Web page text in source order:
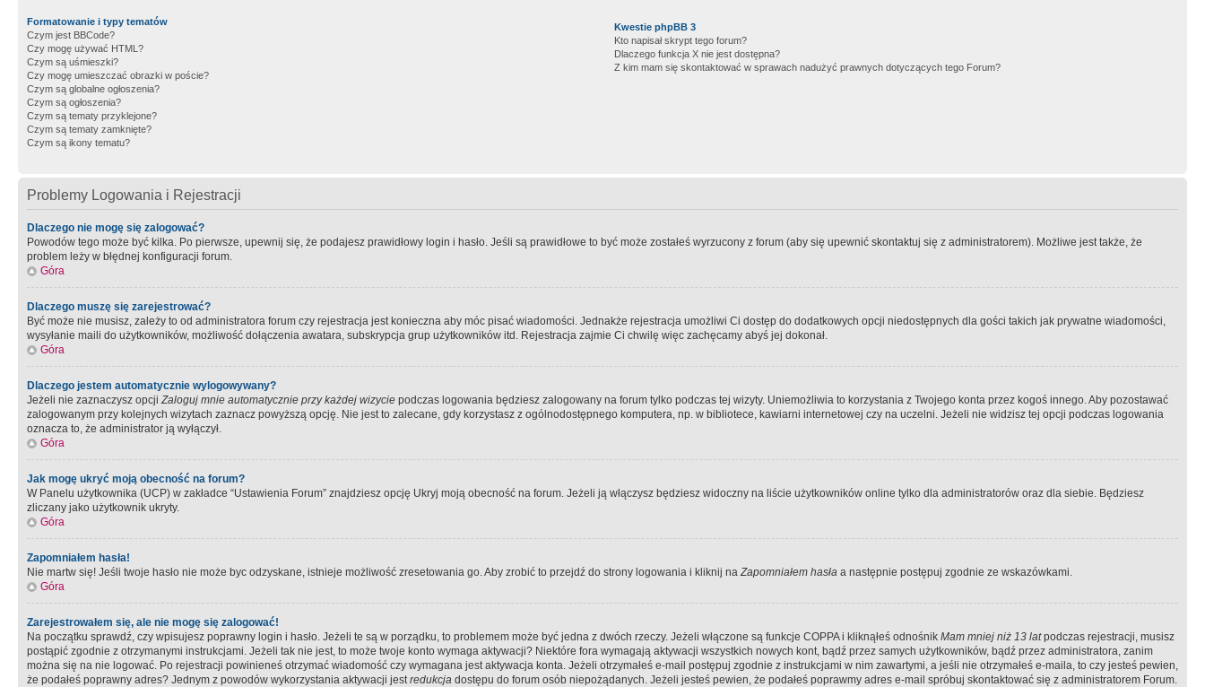
Formatowanie i typy tematów
Czym jest BBCode?
Czy mogę używać HTML?
Czym są uśmieszki?
Czy mogę umieszczać obrazki w poście?
Czym są globalne ogłoszenia?
Czym są ogłoszenia?
Czym są tematy przyklejone?
Czym są tematy zamknięte?
Czym są ikony tematu?
Kwestie phpBB 3
Kto napisał skrypt tego forum?
Dlaczego funkcja X nie jest dostępna?
Z kim mam się skontaktować w sprawach nadużyć prawnych dotyczących tego Forum?
Problemy Logowania i Rejestracji
Dlaczego nie mogę się zalogować?
Powodów tego może być kilka. Po pierwsze, upewnij się, że podajesz prawidłowy login i hasło. Jeśli są prawidłowe to być może zostałeś wyrzucony z forum (aby się upewnić skontaktuj się z administratorem). Możliwe jest także, że
problem leży w błędnej konfiguracji forum.
Góra
Dlaczego muszę się zarejestrować?
Być może nie musisz, zależy to od administratora forum czy rejestracja jest konieczna aby móc pisać wiadomości. Jednakże rejestracja umożliwi Ci dostęp do dodatkowych opcji niedostępnych dla gości takich jak prywatne wiadomości,
wysyłanie maili do użytkowników, możliwość dołączenia awatara, subskrypcja grup użytkowników itd. Rejestracja zajmie Ci chwilę więc zachęcamy abyś jej dokonał.
Góra
Dlaczego jestem automatycznie wylogowywany?
Jeżeli nie zaznaczysz opcjiZaloguj mnie automatycznie przy każdej wizycie podczas logowania będziesz zalogowany na forum tylko podczas tej wizyty. Uniemożliwia to korzystania z Twojego konta przez kogoś innego. Aby pozostawać
zalogowanym przy kolejnych wizytach zaznacz powyższą opcję. Nie jest to zalecane, gdy korzystasz z ogólnodostępnego komputera, np. w bibliotece, kawiarni internetowej czy na uczelni. Jeżeli nie widzisz tej opcji podczas logowania
oznacza to, że administrator ją wyłączył.
Góra
Jak mogę ukryć moją obecność na forum?
W Panelu użytkownika (UCP) w zakładce “Ustawienia Forum” znajdziesz opcję Ukryj moją obecność na forum. Jeżeli ją włączysz będziesz widoczny na liście użytkowników online tylko dla administratorów oraz dla siebie. Będziesz
zliczany jako użytkownik ukryty.
Góra
Zapomniałem hasła!
Nie martw się! Jeśli twoje hasło nie może byc odzyskane, istnieje możliwość zresetowania go. Aby zrobić to przejdź do strony logowania i kliknij naZapomniałem hasła a następnie postępuj zgodnie ze wskazówkami.
Góra
Zarejestrowałem się, ale nie mogę się zalogować!
Na początku sprawdź, czy wpisujesz poprawny login i hasło. Jeżeli te są w porządku, to problemem może być jedna z dwóch rzeczy. Jeżeli włączone są funkcje COPPA i kliknąłeś odnośnik Mam mniej niż 13 latpodczas rejestracji, musisz
postąpić zgodnie z otrzymanymi instrukcjami. Jeżeli tak nie jest, to może twoje konto wymaga aktywacji? Niektóre fora wymagają aktywacji wszystkich nowych kont, bądź przez samych użytkowników, bądź przez administratora, zanim
można się na nie logować. Po rejestracji powinieneś otrzymać wiadomość czy wymagana jest aktywacja konta. Jeżeli otrzymałeś e-mail postępuj zgodnie z instrukcjami w nim zawartymi, a jeśli nie otrzymałeś e-maila, to czy jesteś pewien,
że podałeś poprawny adres? Jednym z powodów wykorzystania aktywacji jestredukcja dostępu do forum osób niepożądanych. Jeżeli jesteś pewien, że podałeś poprawmy adres e-mail spróbuj skontaktować się z administratorem Forum.